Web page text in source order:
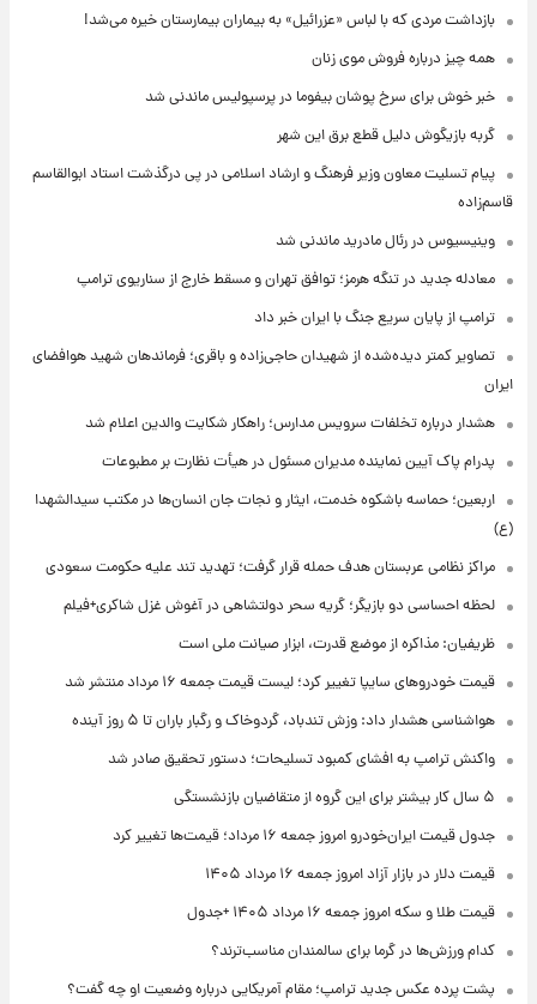
بازداشت مردی که با لباس «عزرائیل» به بیماران بیمارستان خیره می‌شد!
همه چیز درباره فروش موی زنان
خبر خوش برای سرخ پوشان بیفوما در پرسپولیس ماندنی شد
گربه بازیگوش دلیل قطع برق این شهر
پیام تسلیت معاون وزیر فرهنگ و ارشاد اسلامی در پی درگذشت استاد ابوالقاسم
قاسم‌زاده
وینیسیوس در رئال مادرید ماندنی شد
معادله جدید در تنگه هرمز؛ توافق تهران و مسقط خارج از سناریوی ترامپ
ترامپ از پایان سریع جنگ با ایران خبر داد
تصاویر کمتر دیده‌شده از شهیدان حاجی‌زاده و باقری؛ فرماندهان شهید هوافضای
ایران
هشدار درباره تخلفات سرویس مدارس؛ راهکار شکایت والدین اعلام شد
پدرام پاک آیین نماینده مدیران مسئول در هیأت نظارت بر مطبوعات
اربعین؛ حماسه باشکوه خدمت، ایثار و نجات جان انسان‌ها در مکتب سیدالشهدا
(ع)
مراکز نظامی عربستان هدف حمله قرار گرفت؛ تهدید تند علیه حکومت سعودی
لحظه احساسی دو بازیگر؛ گریه سحر دولتشاهی در آغوش غزل شاکری+فیلم
ظریفیان: مذاکره از موضع قدرت، ابزار صیانت ملی است
قیمت خودروهای سایپا تغییر کرد؛ لیست قیمت جمعه ۱۶ مرداد منتشر شد
هواشناسی هشدار داد: وزش تندباد، گردوخاک و رگبار باران تا ۵ روز آینده
واکنش ترامپ به افشای کمبود تسلیحات؛ دستور تحقیق صادر شد
۵ سال کار بیشتر برای این گروه از متقاضیان بازنشستگی
جدول قیمت ایران‌خودرو امروز جمعه ۱۶ مرداد؛ قیمت‌ها تغییر کرد
قیمت دلار در بازار آزاد امروز جمعه ۱۶ مرداد ۱۴۰۵
قیمت طلا و سکه امروز جمعه ۱۶ مرداد ۱۴۰۵ +جدول
کدام ورزش‌ها در گرما برای سالمندان مناسب‌ترند؟
پشت پرده عکس جدید ترامپ؛ مقام آمریکایی درباره وضعیت او چه گفت؟